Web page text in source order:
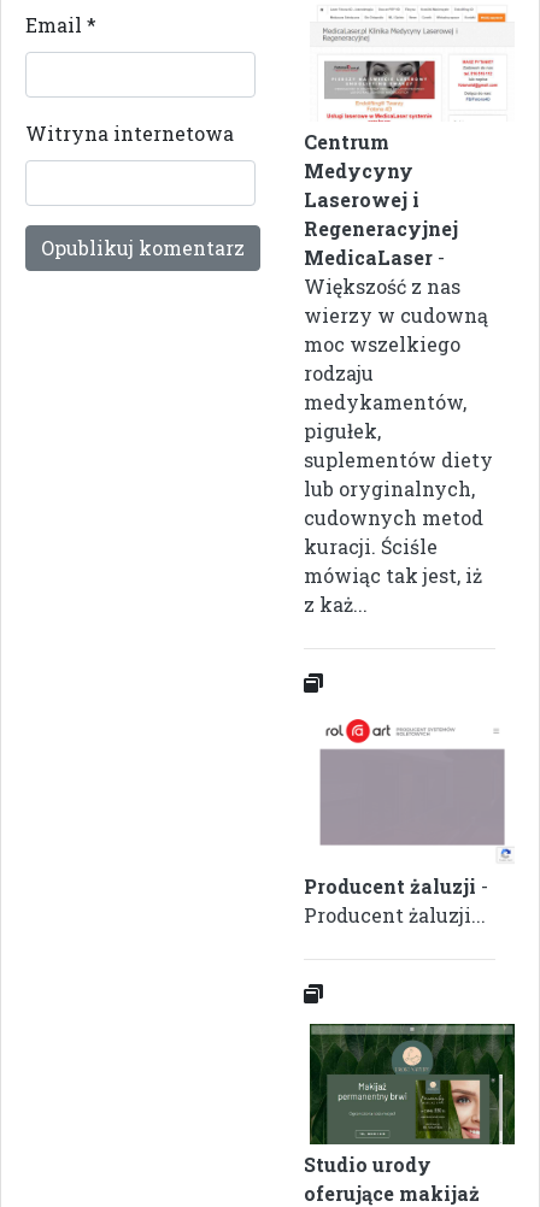
Email *
Witryna internetowa
Centrum
Medycyny
Laserowej i
Regeneracyjnej
MedicaLaser -
Większość z nas
wierzy w cudowną
moc wszelkiego
rodzaju
medykamentów,
pigułek,
suplementów diety
lub oryginalnych,
cudownych metod
kuracji. Ściśle
mówiąc tak jest, iż
z każ...
Producent żaluzji -
Producent żaluzji...
Studio urody
oferujące makijaż